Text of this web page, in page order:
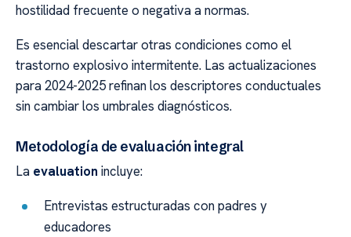
hostilidad frecuente o negativa a normas.
Es esencial descartar otras condiciones como el
trastorno explosivo intermitente. Las actualizaciones
para 2024-2025 refinan los descriptores conductuales
sin cambiar los umbrales diagnósticos.
Metodología de evaluación integral
La evaluation incluye:
Entrevistas estructuradas con padres y
educadores